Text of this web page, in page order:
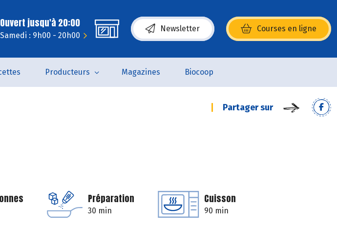
Ouvert jusqu'à 20:00
Samedi : 9h00 - 20h00
Newsletter Courses en ligne
(s’ouvre dans une nouvelle fenêtre)
Producteurs Magazines Biocoop
Partager sur
Préparation
30 min
Cuisson
90 min